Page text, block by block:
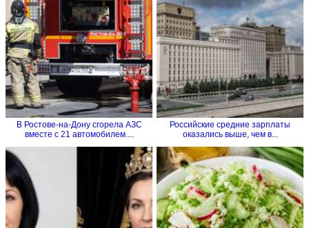
В Ростове-на-Дону сгорела АЗС
вместе с 21 автомобилем....
Российские средние зарплаты
оказались выше, чем в...